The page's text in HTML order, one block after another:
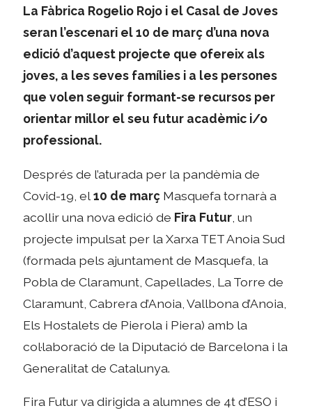
La Fàbrica Rogelio Rojo i el Casal de Joves
seran l’escenari el 10 de març d’una nova
edició d’aquest projecte que ofereix als
joves, a les seves famílies i a les persones
que volen seguir formant-se recursos per
orientar millor el seu futur acadèmic i/o
professional.
Després de l’aturada per la pandèmia de
Covid-19, el10 de març Masquefa tornarà a
acollir una nova edició de Fira Futur , un
projecte impulsat per la Xarxa TET Anoia Sud
(formada pels ajuntament de Masquefa, la
Pobla de Claramunt, Capellades, La Torre de
Claramunt, Cabrera d’Anoia, Vallbona d’Anoia,
Els Hostalets de Pierola i Piera) amb la
col·laboració de la Diputació de Barcelona i la
Generalitat de Catalunya.
Fira Futur va dirigida a alumnes de 4t d’ESO i